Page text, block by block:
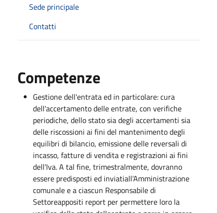
Sede principale
Contatti
Competenze
Gestione dell'entrata ed in particolare: cura
dell'accertamento delle entrate, con verifiche
periodiche, dello stato sia degli accertamenti sia
delle riscossioni ai fini del mantenimento degli
equilibri di bilancio, emissione delle reversali di
incasso, fatture di vendita e registrazioni ai fini
dell'Iva. A tal fine, trimestralmente, dovranno
essere predisposti ed inviatiall’Amministrazione
comunale e a ciascun Responsabile di
Settoreappositi report per permettere loro la